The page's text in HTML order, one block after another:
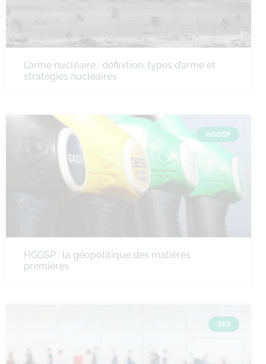
L’arme nucléaire : définition, types d’arme et
stratégies nucléaires
HGGSP
HGGSP : la géopolitique des matières
premières
SES